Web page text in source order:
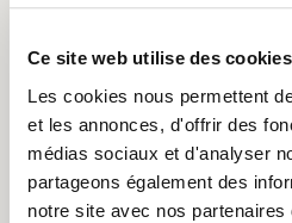
Ce site web utilise des
Les cookies nous permettent
et les annonces, d'offrir des
médias sociaux et d'analyser
partageons également des
notre site avec nos